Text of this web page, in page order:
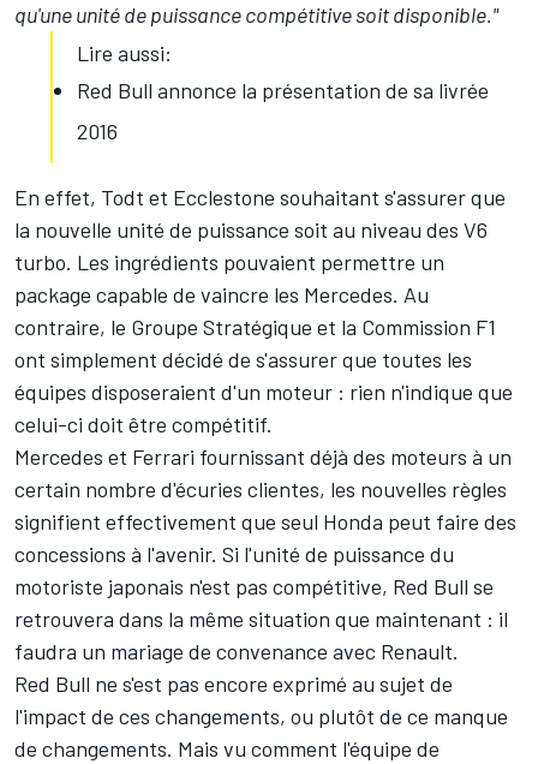
qu'une unité de puissance compétitive soit disponible."
Lire aussi:
Red Bull annonce la présentation de sa livrée
2016
En effet, Todt et Ecclestone souhaitant s'assurer que
la nouvelle unité de puissance soit au niveau des V6
turbo. Les ingrédients pouvaient permettre un
package capable de vaincre les Mercedes. Au
contraire, le Groupe Stratégique et la Commission F1
ont simplement décidé de s'assurer que toutes les
équipes disposeraient d'un moteur : rien n'indique que
celui-ci doit être compétitif.
Mercedes et Ferrari fournissant déjà des moteurs à un
certain nombre d'écuries clientes, les nouvelles règles
signifient effectivement que seul Honda peut faire des
concessions à l'avenir. Si l'unité de puissance du
motoriste japonais n'est pas compétitive, Red Bull se
retrouvera dans la même situation que maintenant : il
faudra un mariage de convenance avec Renault.
Red Bull ne s'est pas encore exprimé au sujet de
l'impact de ces changements, ou plutôt de ce manque
de changements. Mais vu comment l'équipe de